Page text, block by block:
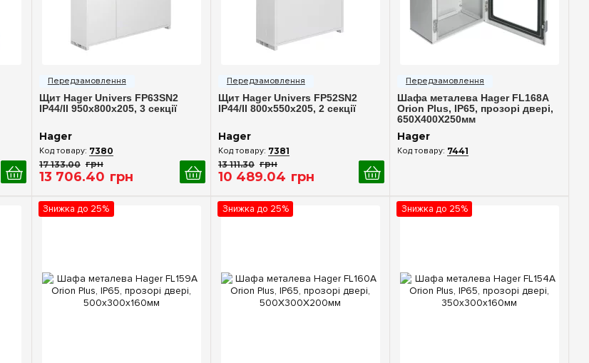
Щит Hager Univers FP63SN2
IP44/II 950x800x205, 3 секції
Hager
7380
17 133.00 грн
13 706.40 грн
Щит Hager Univers FP52SN2
IP44/II 800x550x205, 2 секції
Hager
7381
13 111.30 грн
10 489.04 грн
Шафа металева Hager FL168A
Orion Plus, IP65, прозорі двері,
650X400X250мм
Hager
7441
Знижка до 25% Знижка до 25% Знижка до 25%